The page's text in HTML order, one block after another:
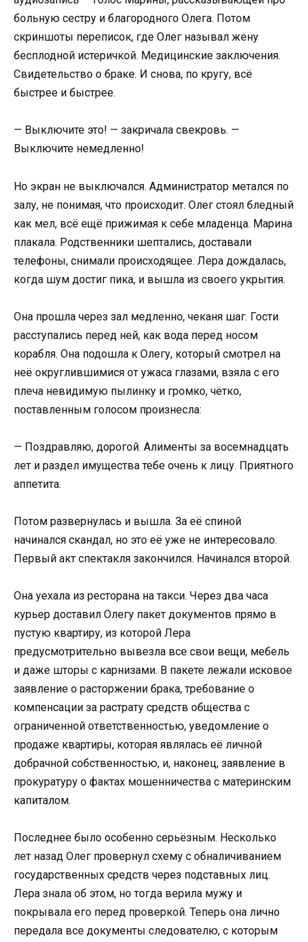
больную сестру и благородного Олега. Потом
скриншоты переписок, где Олег называл жену
бесплодной истеричкой. Медицинские заключения.
Свидетельство о браке. И снова, по кругу, всё
быстрее и быстрее.
— Выключите это! — закричала свекровь. —
Выключите немедленно!
Но экран не выключался. Администратор метался по
залу, не понимая, что происходит. Олег стоял бледный
как мел, всё ещё прижимая к себе младенца. Марина
плакала. Родственники шептались, доставали
телефоны, снимали происходящее. Лера дождалась,
когда шум достиг пика, и вышла из своего укрытия.
Она прошла через зал медленно, чеканя шаг. Гости
расступались перед ней, как вода перед носом
корабля. Она подошла к Олегу, который смотрел на
неё округлившимися от ужаса глазами, взяла с его
плеча невидимую пылинку и громко, чётко,
поставленным голосом произнесла:
— Поздравляю, дорогой. Алименты за восемнадцать
лет и раздел имущества тебе очень к лицу. Приятного
аппетита.
Потом развернулась и вышла. За её спиной
начинался скандал, но это её уже не интересовало.
Первый акт спектакля закончился. Начинался второй.
Она уехала из ресторана на такси. Через два часа
курьер доставил Олегу пакет документов прямо в
пустую квартиру, из которой Лера
предусмотрительно вывезла все свои вещи, мебель
и даже шторы с карнизами. В пакете лежали исковое
заявление о расторжении брака, требование о
компенсации за растрату средств общества с
ограниченной ответственностью, уведомление о
продаже квартиры, которая являлась её личной
добрачной собственностью, и, наконец, заявление в
прокуратуру о фактах мошенничества с материнским
капиталом.
Последнее было особенно серьёзным. Несколько
лет назад Олег провернул схему с обналичиванием
государственных средств через подставных лиц.
Лера знала об этом, но тогда верила мужу и
покрывала его перед проверкой. Теперь она лично
передала все документы следователю, с которым